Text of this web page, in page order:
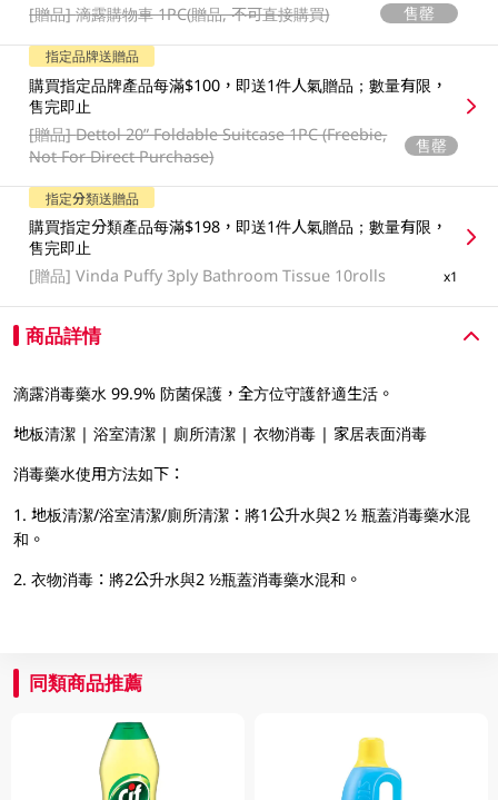
[贈品]滴露購物車 1PC(贈品, 不可直接購買) 售罄
指定品牌送贈品
購買指定品牌產品每滿$100，即送1件人氣贈品；數量有限，
售完即止
[贈品]Dettol 20” Foldable Suitcase 1PC (Freebie,
Not For Direct Purchase)
售罄
指定分類送贈品
購買指定分類產品每滿$198，即送1件人氣贈品；數量有限，
售完即止
[贈品]Vinda Puffy 3ply Bathroom Tissue 10rolls x1
商品詳情
滴露消毒藥水 99.9% 防菌保護，全方位守護舒適生活。
地板清潔 | 浴室清潔 | 廁所清潔 | 衣物消毒 | 家居表面消毒
消毒藥水使用方法如下：
1. 地板清潔/浴室清潔/廁所清潔：將1公升水與2 ½ 瓶蓋消毒藥水混
和。
2. 衣物消毒：將2公升水與2 ½瓶蓋消毒藥水混和。
同類商品推薦